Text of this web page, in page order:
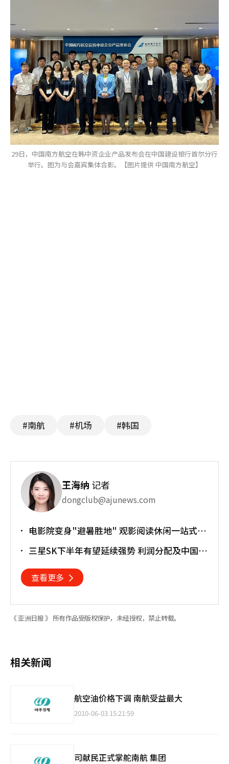
29日，中国南方航空在韩中资企业产品发布会在中国建设银行首尔分行
举行。图为与会嘉宾集体合影。【图片提供 中国南方航空】
#南航 #机场 #韩国
王海纳 记者
dongclub@ajunews.com
电影院变身"避暑胜地" 观影阅读休闲一站式搞
三星SK下半年有望延续强势 利润分配及中国竞
查看更多
《 亚洲日报 》 所有作品受版权保护，未经授权，禁止转载。
相关新闻
航空油价格下调 南航受益最大
2010-06-03 15:21:59
司献民正式掌舵南航 集团